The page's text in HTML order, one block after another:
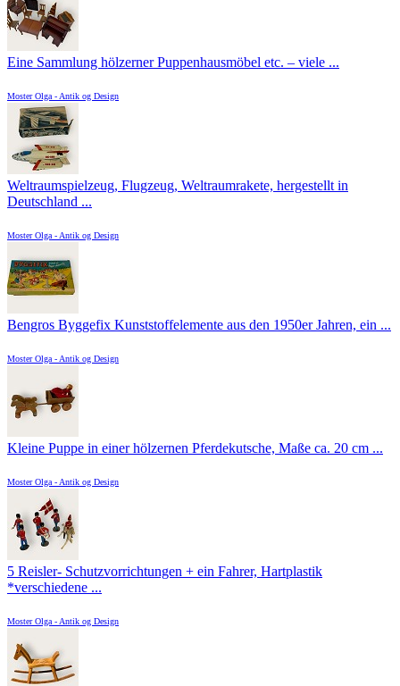
Eine Sammlung hölzerner Puppenhausmöbel etc. – viele ...
Moster Olga - Antik og Design
Weltraumspielzeug, Flugzeug, Weltraumrakete, hergestellt in
Deutschland ...
Moster Olga - Antik og Design
Bengros Byggefix Kunststoffelemente aus den 1950er Jahren, ein ...
Moster Olga - Antik og Design
Kleine Puppe in einer hölzernen Pferdekutsche, Maße ca. 20 cm ...
Moster Olga - Antik og Design
5 Reisler- Schutzvorrichtungen + ein Fahrer, Hartplastik
*verschiedene ...
Moster Olga - Antik og Design